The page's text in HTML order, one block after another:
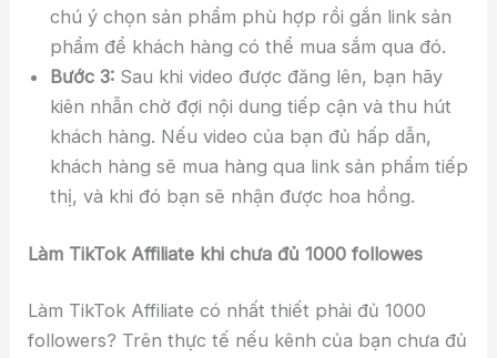
chú ý chọn sản phẩm phù hợp rồi gắn link sản
phẩm để khách hàng có thể mua sắm qua đó.
Bước 3: Sau khi video được đăng lên, bạn hãy
kiên nhẫn chờ đợi nội dung tiếp cận và thu hút
khách hàng. Nếu video của bạn đủ hấp dẫn,
khách hàng sẽ mua hàng qua link sản phẩm tiếp
thị, và khi đó bạn sẽ nhận được hoa hồng.
Làm TikTok Affiliate khi chưa đủ 1000 followes
Làm TikTok Affiliate có nhất thiết phải đủ 1000
followers? Trên thực tế nếu kênh của bạn chưa đủ